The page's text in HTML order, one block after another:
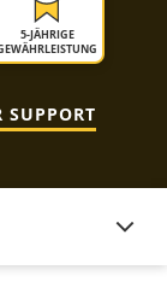
5-JÄHRIGE
SUPPORT